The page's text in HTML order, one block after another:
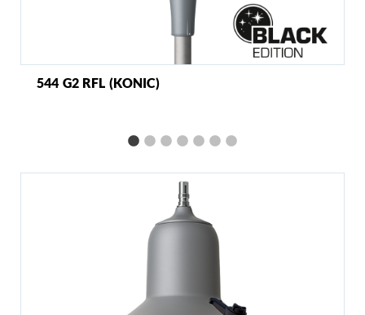
544 G2 RFL (KONIC)